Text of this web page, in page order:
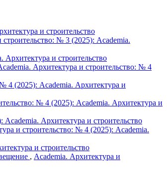
и строительство
№ 3 (2025): Academia.
и строительство
Архитектура и строительство: № 4
4 (2025): Academia. Архитектура и
№ 4 (2025): Academia. Архитектура и
Архитектура и строительство
и строительство: № 4 (2025): Academia.
и строительство
, Academia. Архитектура и